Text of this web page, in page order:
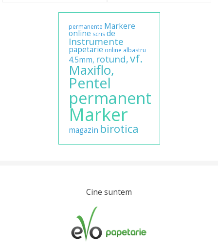
permanente Markere
online scris de
Instrumente
papetarie online albastru
4.5mm, rotund,vf.
Maxiflo,
Pentel
permanent
Marker
magazin birotica
Cine suntem